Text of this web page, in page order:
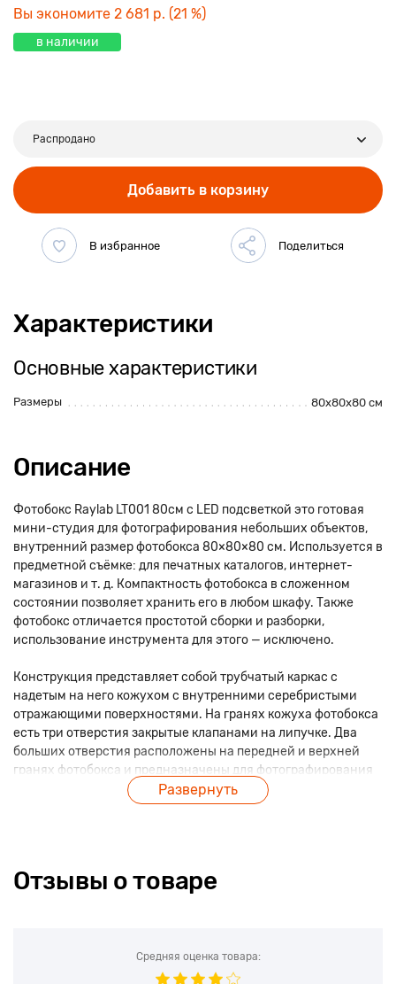
Вы экономите 2 681 р. (21 %)
в наличии
Распродано
Добавить в корзину
Характеристики
Основные характеристики
Размеры 80х80х80 см
Описание
Фотобокс Raylab LT001 80см с LED подсветкой это готовая
мини-студия для фотографирования небольших объектов,
внутренний размер фотобокса 80×80×80 см. Используется в
предметной съёмке: для печатных каталогов, интернет-
магазинов и т. д. Компактность фотобокса в сложенном
состоянии позволяет хранить его в любом шкафу. Также
фотобокс отличается простотой сборки и разборки,
использование инструмента для этого — исключено.
Конструкция представляет собой трубчатый каркас с
надетым на него кожухом с внутренними серебристыми
отражающими поверхностями. На гранях кожуха фотобокса
есть три отверстия закрытые клапанами на липучке. Два
больших отверстия расположены на передней и верхней
гранях фотобокса и предназначены для фотографирования
объектов с разных ракурсов. Маленькое отверстие (на
верхней грани) предназначено для заведения кабелей
крепления на вертикальные трубки и на горизонтальные
предназначены разные клипсы).
Развернуть
Отзывы о товаре
Средняя оценка товара: